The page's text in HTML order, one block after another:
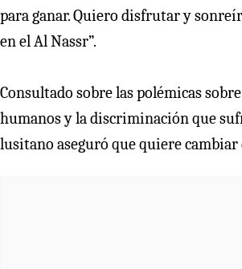
para ganar. Quiero disfrutar y
en el Al Nassr”.
Consultado sobre las polémicas
humanos y la discriminación que
lusitano aseguró que quiere cambiar